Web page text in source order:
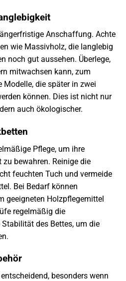
Anschaffung. Achte
wie Massivholz, die langlebig
noch gut aussehen. Überlege,
mitwachsen kann, zum
Modelle, die später in zwei
können. Dies ist nicht nur
auch ökologischer.
Pflege, um ihre
bewahren. Reinige die
feuchten Tuch und vermeide
Bei Bedarf können
geeigneten Holzpflegemittel
regelmäßig die
des Bettes, um die
besonders wenn